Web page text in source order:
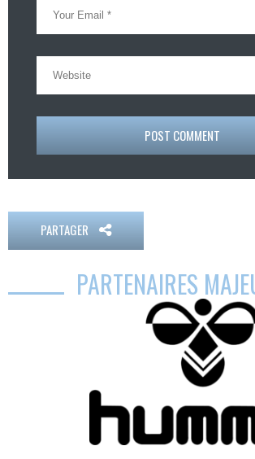
POST COMMENT
PARTAGER
PARTENAIRES